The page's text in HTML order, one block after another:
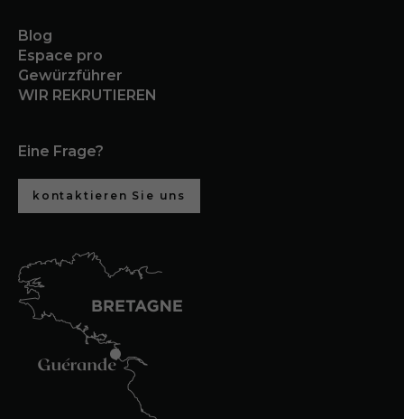
Blog
Espace pro
Gewürzführer
WIR REKRUTIEREN
Eine Frage?
kontaktieren Sie uns